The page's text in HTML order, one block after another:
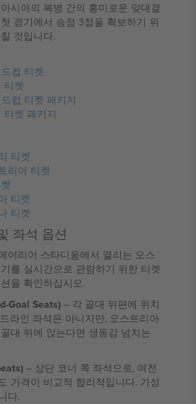
시아의 복병 간의 흥미로운 맞대결
첫 경기에서 승점 3점을 확보하기 위
것입니다.
컵 티켓
티켓
컵 티켓 패키지
켓 패키지
티켓
리아 티켓
티켓
티켓
좌석 옵션
어리어 스타디움에서 열리는 오스
를 실시간으로 관람하기 위한 티켓
을 확인하십시오.
Goal Seats) – 각 골대 뒤편에 위치
라인 좌석은 아니지만, 오스트리아
대 뒤에 앉는다면 생동감 넘치는
– 상단 코너 쪽 좌석으로, 여전
가격이 비교적 합리적입니다. 가성
다.